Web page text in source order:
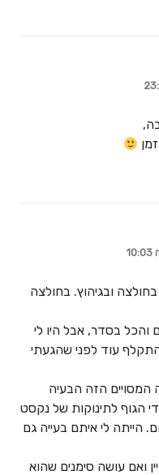
ובגיהוץ. בחולצה
בסדר, אבל היו לי
עוד לפני שהגעתי
הזה הבעיה
הגוף לתינוקות של נקסט
הייתה לי איתם בעייה גם
ואם עושה סימנים שהוא